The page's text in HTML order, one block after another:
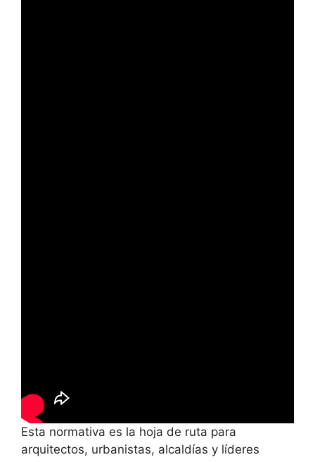
Esta normativa es la hoja de ruta para
arquitectos, urbanistas, alcaldías y líderes